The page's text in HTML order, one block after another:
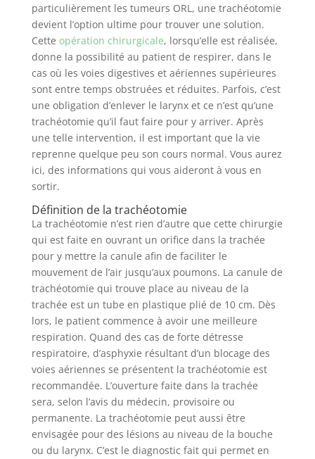
particulièrement les tumeurs ORL, une trachéotomie
devient l’option ultime pour trouver une solution.
Cette opération chirurgicale, lorsqu’elle est réalisée,
donne la possibilité au patient de respirer, dans le
cas où les voies digestives et aériennes supérieures
sont entre temps obstruées et réduites. Parfois, c’est
une obligation d’enlever le larynx et ce n’est qu’une
trachéotomie qu’il faut faire pour y arriver. Après
une telle intervention, il est important que la vie
reprenne quelque peu son cours normal. Vous aurez
ici, des informations qui vous aideront à vous en
sortir.
Définition de la trachéotomie
La trachéotomie n’est rien d’autre que cette chirurgie
qui est faite en ouvrant un orifice dans la trachée
pour y mettre la canule afin de faciliter le
mouvement de l’air jusqu’aux poumons. La canule de
trachéotomie qui trouve place au niveau de la
trachée est un tube en plastique plié de 10 cm. Dès
lors, le patient commence à avoir une meilleure
respiration. Quand des cas de forte détresse
respiratoire, d’asphyxie résultant d’un blocage des
voies aériennes se présentent la trachéotomie est
recommandée. L’ouverture faite dans la trachée
sera, selon l’avis du médecin, provisoire ou
permanente. La trachéotomie peut aussi être
envisagée pour des lésions au niveau de la bouche
ou du larynx. C’est le diagnostic fait qui permet en